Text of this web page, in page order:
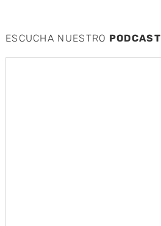
ESCUCHA NUESTRO PODCAST